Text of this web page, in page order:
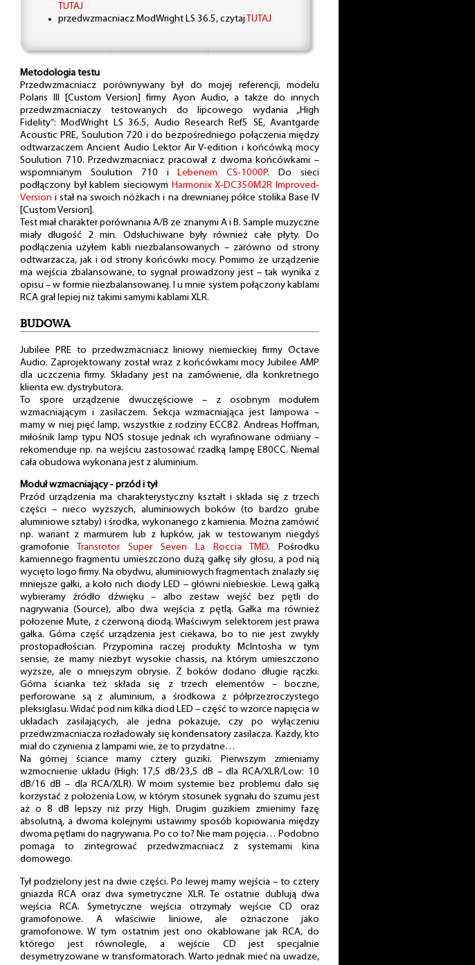
TUTAJ
przedwzmacniacz ModWright LS 36.5, czytaj TUTAJ
Metodologia testu
Przedwzmacniacz porównywany był do mojej referencji, modelu
Polaris III [Custom Version] firmy Ayon Audio, a także do innych
przedwzmacniaczy testowanych do lipcowego wydania „High
Fidelity”: ModWright LS 36.5, Audio Research Ref5 SE, Avantgarde
Acoustic PRE, Soulution 720 i do bezpośredniego połączenia między
odtwarzaczem Ancient Audio Lektor Air V-edition i końcówką mocy
Soulution 710. Przedwzmacniacz pracował z dwoma końcówkami –
wspomnianym Soulution 710 i
Lebenem CS-1000P. Do sieci
podłączony był kablem sieciowym Harmonix X-DC350M2R Improved-
Version i stał na swoich nóżkach i na drewnianej półce stolika Base IV
[Custom Version].
Test miał charakter porównania A/B ze znanymi A i B. Sample muzyczne
miały długość 2 min. Odsłuchiwane były również całe płyty. Do
podłączenia użyłem kabli niezbalansowanych – zarówno od strony
odtwarzacza, jak i od strony końcówki mocy. Pomimo że urządzenie
ma wejścia zbalansowane, to sygnał prowadzony jest – tak wynika z
opisu – w formie niezbalansowanej. I u mnie system połączony kablami
RCA grał lepiej niż takimi samymi kablami XLR.
BUDOWA
Jubilee PRE to przedwzmacniacz liniowy niemieckiej firmy Octave
Audio. Zaprojektowany został wraz z końcówkami mocy Jubilee AMP
dla uczczenia firmy. Składany jest na zamówienie, dla konkretnego
klienta ew. dystrybutora.
To spore urządzenie dwuczęściowe – z osobnym modułem
wzmacniającym i zasilaczem. Sekcja wzmacniająca jest lampowa –
mamy w niej pięć lamp, wszystkie z rodziny ECC82. Andreas Hoffman,
miłośnik lamp typu NOS stosuje jednak ich wyrafinowane odmiany –
rekomenduje np. na wejściu zastosować rzadką lampę E80CC. Niemal
cała obudowa wykonana jest z aluminium.
Moduł wzmacniający - przód i tył
Przód urządzenia ma charakterystyczny kształt i składa się z trzech
części – nieco wyższych, aluminiowych boków (to bardzo grube
aluminiowe sztaby) i środka, wykonanego z kamienia. Można zamówić
np. wariant z marmurem lub z łupków, jak w testowanym niegdyś
gramofonie
Transrotor Super Seven La Roccia TMD. Pośrodku
kamiennego fragmentu umieszczono dużą gałkę siły głosu, a pod nią
wycięto logo firmy. Na obydwu, aluminiowych fragmentach znalazły się
mniejsze gałki, a koło nich diody LED – główni niebieskie. Lewą gałką
wybieramy źródło dźwięku – albo zestaw wejść bez pętli do
nagrywania (Source), albo dwa wejścia z pętlą. Gałka ma również
położenie Mute, z czerwoną diodą. Właściwym selektorem jest prawa
gałka. Górna część urządzenia jest ciekawa, bo to nie jest zwykły
prostopadłościan. Przypomina raczej produkty McIntosha w tym
sensie, że mamy niezbyt wysokie chassis, na którym umieszczono
wyższe, ale o mniejszym obrysie. Z boków dodano długie rączki.
Górna ścianka też składa się z trzech elementów – boczne,
perforowane są z aluminium, a środkowa z półprzezroczystego
pleksiglasu. Widać pod nim kilka diod LED – część to wzorce napięcia w
układach zasilających, ale jedna pokazuje, czy po wyłączeniu
przedwzmacniacza rozładowały się kondensatory zasilacza. Każdy, kto
miał do czynienia z lampami wie, że to przydatne…
Na górnej ściance mamy cztery guziki. Pierwszym zmieniamy
wzmocnienie układu (High: 17,5 dB/23,5 dB – dla RCA/XLR/Low: 10
dB/16 dB – dla RCA/XLR). W moim systemie bez problemu dało się
korzystać z położenia Low, w którym stosunek sygnału do szumu jest
aż o 8 dB lepszy niż przy High. Drugim guzikiem zmienimy fazę
absolutną, a dwoma kolejnymi ustawimy sposób kopiowania między
dwoma pętlami do nagrywania. Po co to? Nie mam pojęcia… Podobno
pomaga to zintegrować przedwzmacniacz z systemami kina
domowego.
Tył podzielony jest na dwie części. Po lewej mamy wejścia – to cztery
gniazda RCA oraz dwa symetryczne XLR. Te ostatnie dublują dwa
wejścia RCA. Symetryczne wejścia otrzymały wejście CD oraz
gramofonowe. A właściwie liniowe, ale oznaczone jako
gramofonowe. W tym ostatnim jest ono okablowane jak RCA, do
którego jest równolegle, a wejście CD jest specjalnie
desymetryzowane w transformatorach. Warto jednak mieć na uwadze,